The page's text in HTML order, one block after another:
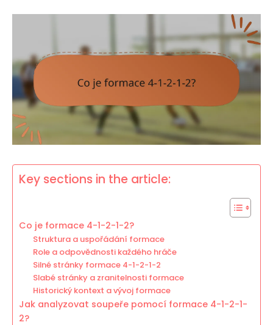
Key sections in the article:
Co je formace 4-1-2-1-2?
Struktura a uspořádání formace
Role a odpovědnosti každého hráče
Silné stránky formace 4-1-2-1-2
Slabé stránky a zranitelnosti formace
Historický kontext a vývoj formace
Jak analyzovat soupeře pomocí formace 4-1-2-1-
2?